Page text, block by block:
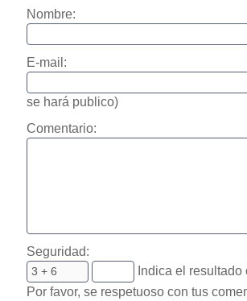
Nombre:
E-mail:
se hará publico)
Comentario:
Seguridad:
Indica el resultado
Por favor, se respetuoso con tus